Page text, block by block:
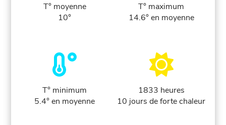
T° moyenne
10°
T° maximum
14.6° en moyenne
T° minimum
5.4° en moyenne
1833 heures
10 jours de forte chaleur